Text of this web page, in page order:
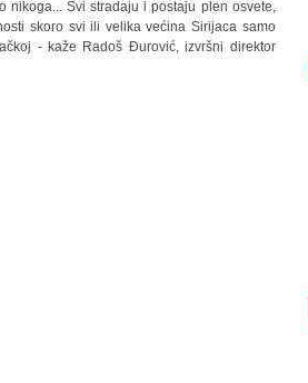
nikoga... Svi stradaju i postaju plen osvete,
skoro svi ili velika većina Sirijaca samo
- kaže Radoš Đurović, izvršni direktor